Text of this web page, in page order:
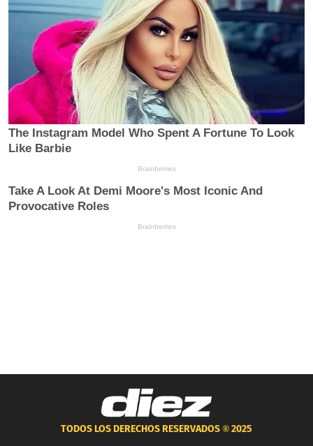
TODOS LOS DERECHOS RESERVADOS ®2025